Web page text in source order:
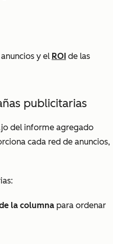
y el ROI de las
publicitarias
del informe agregado
cada red de anuncios,
la columna para ordenar